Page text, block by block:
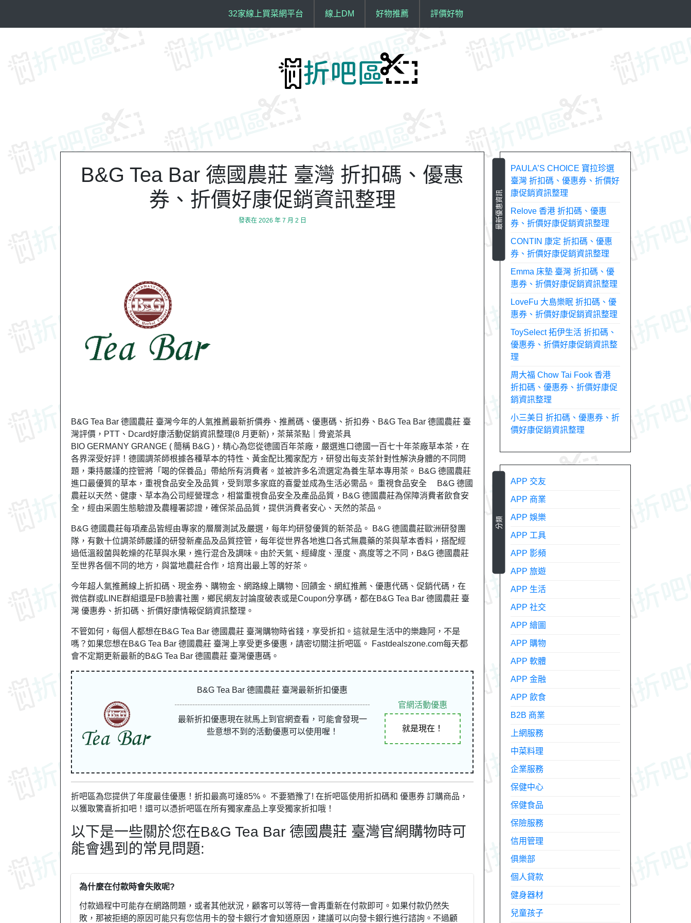
i
32家線上買菜網平台 線上DM 好物推薦 評價好物
B&G Tea Bar 德國農莊 臺灣 折扣碼、優惠
券、折價好康促銷資訊整理
發表在 2026 年 7 月 2 日
B&G Tea Bar 德國農莊 臺灣今年的人氣推薦最新折價券、推薦碼、優惠碼、折扣券、B&G Tea Bar 德國農莊 臺
灣評價，PTT、Dcard好康活動促銷資訊整理(8 月更新)，茶葉茶點｜骨瓷茶具
BIO GERMANY GRANGE ( 簡稱 B&G )，精心為您從德國百年茶廠，嚴選進口德國一百七十年茶廠草本茶，在
各界深受好評！德國調茶師根據各種草本的特性、黃金配比獨家配方，研發出每支茶針對性解決身體的不同問
題，秉持嚴謹的控管將「喝的保養品」帶給所有消費者。並被許多名流選定為養生草本專用茶。 B&G 德國農莊
進口最優質的草本，重視食品安全及品質，受到眾多家庭的喜愛並成為生活必需品。 重視食品安全 B&G 德國
農莊以天然、健康、草本為公司經營理念，相當重視食品安全及產品品質，B&G 德國農莊為保障消費者飲食安
全，經由采園生態驗證及農糧署認證，確保茶品品質，提供消費者安心、天然的茶品。
B&G 德國農莊每項產品皆經由專家的層層測試及嚴選，每年均研發優質的新茶品。 B&G 德國農莊歐洲研發團
隊，有數十位調茶師嚴謹的研發新產品及品質控管，每年從世界各地進口各式無農藥的茶與草本香料，搭配經
過低溫殺菌與乾燥的花草與水果，進行混合及調味。由於天氣、經緯度、溼度、高度等之不同，B&G 德國農莊
至世界各個不同的地方，與當地農莊合作，培育出最上等的好茶。
今年超人氣推薦線上折扣碼、現金券、購物金、網路線上購物、回饋金、網紅推薦、優惠代碼、促銷代碼，在
微信群或LINE群組還是FB臉書社團，鄉民網友討論度破表或是Coupon分享碼，都在B&G Tea Bar 德國農莊 臺
灣 優惠券、折扣碼、折價好康情報促銷資訊整理。
不管如何，每個人都想在B&G Tea Bar 德國農莊 臺灣購物時省錢，享受折扣。這就是生活中的樂趣阿，不是
嗎？如果您想在B&G Tea Bar 德國農莊 臺灣上享受更多優惠，請密切關注折吧區。 Fastdealszone.com每天都
會不定期更新最新的B&G Tea Bar 德國農莊 臺灣優惠碼。
B&G Tea Bar 德國農莊 臺灣最新折扣優惠
最新折扣優惠現在就馬上到官網查看，可能會發現一
些意想不到的活動優惠可以使用喔！
官網活動優惠
就是現在！
折吧區為您提供了年度最佳優惠！折扣最高可達85%。 不要猶豫了! 在折吧區使用折扣碼和 優惠券 訂購商品，
以獲取驚喜折扣吧！還可以憑折吧區在所有獨家產品上享受獨家折扣哦！
以下是一些關於您在B&G Tea Bar 德國農莊 臺灣官網購物時可
能會遇到的常見問題:
為什麼在付款時會失敗呢?
付款過程中可能存在網路問題，或者其他狀況，顧客可以等待一會再重新在付款即可。如果付款仍然失
敗，那被拒絕的原因可能只有您信用卡的發卡銀行才會知道原因，建議可以向發卡銀行進行諮詢。不過顧
最新優惠資訊
PAULA’S CHOICE 寶拉珍選
臺灣 折扣碼、優惠券、折價好
康促銷資訊整理
Relove 香港 折扣碼、優惠
券、折價好康促銷資訊整理
CONTIN 康定 折扣碼、優惠
券、折價好康促銷資訊整理
Emma 床墊 臺灣 折扣碼、優
惠券、折價好康促銷資訊整理
LoveFu 大島樂眠 折扣碼、優
惠券、折價好康促銷資訊整理
ToySelect 拓伊生活 折扣碼、
優惠券、折價好康促銷資訊整
理
周大福 Chow Tai Fook 香港
折扣碼、優惠券、折價好康促
銷資訊整理
小三美日 折扣碼、優惠券、折
價好康促銷資訊整理
分類
APP 交友
APP 商業
APP 娛樂
APP 工具
APP 影頻
APP 旅遊
APP 生活
APP 社交
APP 繪圖
APP 購物
APP 軟體
APP 金融
APP 飲食
B2B 商業
上網服務
中菜料理
企業服務
保健中心
保健食品
保險服務
信用管理
俱樂部
個人貸款
健身器材
兒童孩子